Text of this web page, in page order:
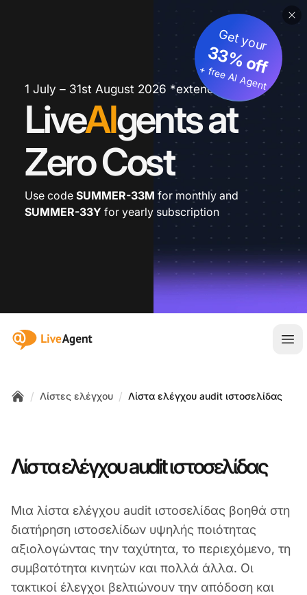
1 July – 31st August 2026 *extended
LiveAIgents at
Zero Cost
Get your
33% off
+ free AI Agent
Use code SUMMER-33M for monthly and
SUMMER-33Y for yearly subscription
:site.title
/ Λίστες ελέγχου / Λίστα ελέγχου audit ιστοσελίδας
Λίστα ελέγχου audit ιστοσελίδας
Μια λίστα ελέγχου audit ιστοσελίδας βοηθά στη
διατήρηση ιστοσελίδων υψηλής ποιότητας
αξιολογώντας την ταχύτητα, το περιεχόμενο, τη
συμβατότητα κινητών και πολλά άλλα. Οι
τακτικοί έλεγχοι βελτιώνουν την απόδοση και